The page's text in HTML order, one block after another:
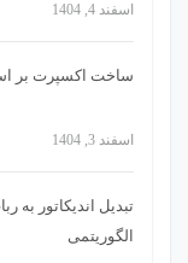
اسفند 4, 1404
ساخت اکسپرت بر
اسفند 3, 1404
تبدیل اندیکاتور به
الگوریتمی